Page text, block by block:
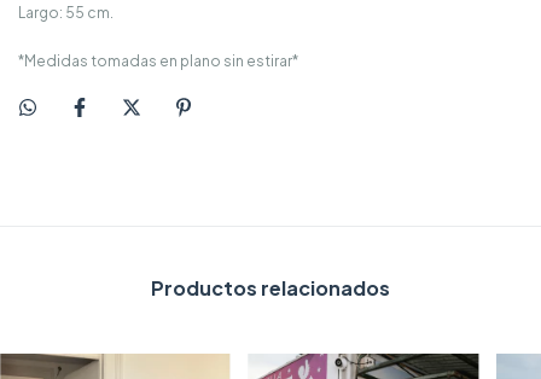
Largo: 55 cm.
*Medidas tomadas en plano sin estirar*
Productos relacionados